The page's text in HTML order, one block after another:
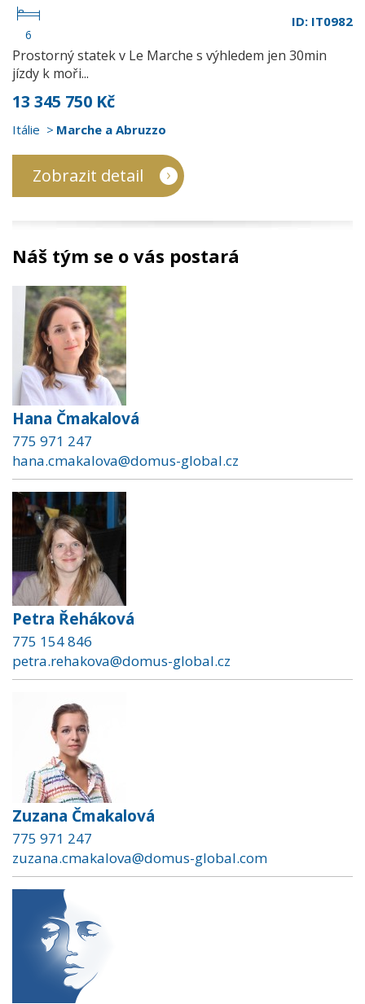
6
ID: IT0982
Prostorný statek v Le Marche s výhledem jen 30min
jízdy k moři...
13 345 750 Kč
Itálie Marche a Abruzzo
Zobrazit detail
Náš tým se o vás postará
Hana Čmakalová
775 971 247
hana.cmakalova@domus-global.cz
Petra Řeháková
775 154 846
petra.rehakova@domus-global.cz
Zuzana Čmakalová
775 971 247
zuzana.cmakalova@domus-global.com